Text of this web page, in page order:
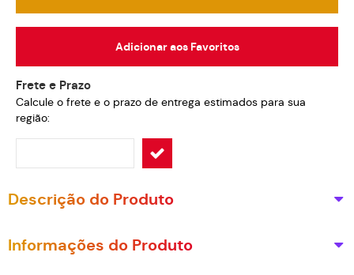
Adicionar aos Favoritos
Frete e Prazo
Calcule o frete e o prazo de entrega estimados para sua
região:
Descrição do Produto
Informações do Produto